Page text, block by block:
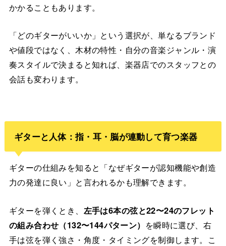
かかることもあります。
「どのギターがいいか」という選択が、単なるブランド
や値段ではなく、木材の特性・自分の音楽ジャンル・演
奏スタイルで決まると知れば、楽器店でのスタッフとの
会話も変わります。
ギターと人体：指・耳・脳が連動して育つ楽器
ギターの仕組みを知ると「なぜギターが認知機能や創造
力の発達に良い」と言われるかも理解できます。
ギターを弾くとき、 左手は6本の弦と22〜24のフレット
の組み合わせ（132〜144パターン） を瞬時に選び、右
手は弦を弾く強さ・角度・タイミングを制御します。こ